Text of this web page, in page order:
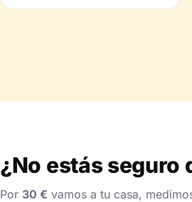
¿No estás seguro
Por 30 € vamos a tu casa,